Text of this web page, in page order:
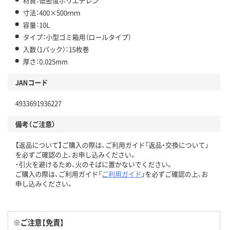
寸法：400×500ｍｍ
容量：10L
タイプ：小型ゴミ箱用（ロールタイプ）
入数（1パック）：15枚巻
厚さ：0.025mm
JANコード
4933691936227
備考（ご注意）
【返品について】ご購入の際は、ご利用ガイド「返品・交換について」
を必ずご確認の上、お申し込みください。
・引火を避けるため、火のそばに置かないでください。
ご購入の際は、ご利用ガイド「ご利用ガイド 」を必ずご確認の上、お
申し込みください。
※ご注意【免責】